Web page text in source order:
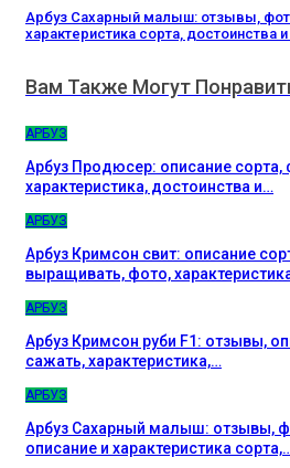
Арбуз Сахарный малыш: отзывы,
характеристика сорта, достоинства
Вам Также Могут
АРБУЗ
Арбуз Продюсер: описание сорта,
характеристика, достоинства и…
АРБУЗ
Арбуз Кримсон свит: описание
выращивать, фото,
АРБУЗ
Арбуз Кримсон руби F1: отзывы,
сажать, характеристика,…
АРБУЗ
Арбуз Сахарный малыш: отзывы,
описание и характеристика